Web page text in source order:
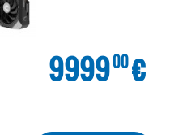
999900€